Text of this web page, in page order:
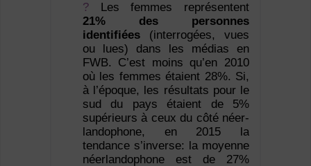
?Les femmes représentent
21% des per­sonnes
identifiées(interrogées, vues
ou lues) dans les médias en
FWB. C’est moins qu’en 2010
où les femmes étaient 28%. Si,
à l’époque, les résultats pour le
sud du pays étaient de 5%
supérieurs à ceux du côté néer­
landophone, en 2015 la
tendance s’inverse: la moyenne
néerlandophone est de 27%